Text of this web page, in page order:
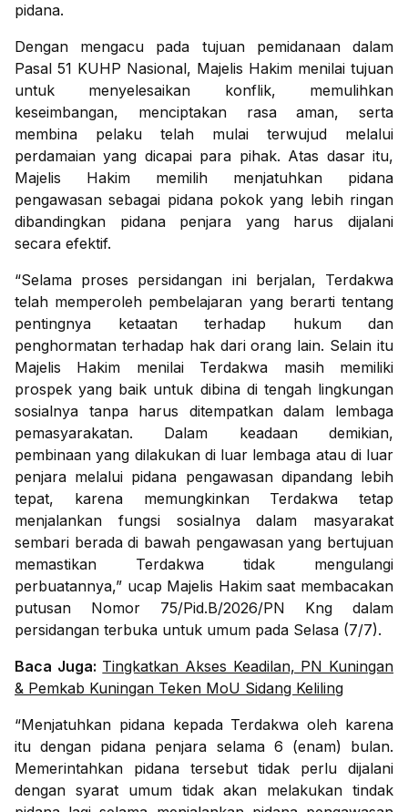
pidana.
Dengan mengacu pada tujuan pemidanaan dalam
Pasal 51 KUHP Nasional, Majelis Hakim menilai tujuan
untuk menyelesaikan konflik, memulihkan
keseimbangan, menciptakan rasa aman, serta
membina pelaku telah mulai terwujud melalui
perdamaian yang dicapai para pihak. Atas dasar itu,
Majelis Hakim memilih menjatuhkan pidana
pengawasan sebagai pidana pokok yang lebih ringan
dibandingkan pidana penjara yang harus dijalani
secara efektif.
“Selama proses persidangan ini berjalan, Terdakwa
telah memperoleh pembelajaran yang berarti tentang
pentingnya ketaatan terhadap hukum dan
penghormatan terhadap hak dari orang lain. Selain itu
Majelis Hakim menilai Terdakwa masih memiliki
prospek yang baik untuk dibina di tengah lingkungan
sosialnya tanpa harus ditempatkan dalam lembaga
pemasyarakatan. Dalam keadaan demikian,
pembinaan yang dilakukan di luar lembaga atau di luar
penjara melalui pidana pengawasan dipandang lebih
tepat, karena memungkinkan Terdakwa tetap
menjalankan fungsi sosialnya dalam masyarakat
sembari berada di bawah pengawasan yang bertujuan
memastikan Terdakwa tidak mengulangi
perbuatannya,” ucap Majelis Hakim saat membacakan
putusan Nomor 75/Pid.B/2026/PN Kng dalam
persidangan terbuka untuk umum pada Selasa (7/7).
Baca Juga: Tingkatkan Akses Keadilan, PN Kuningan
& Pemkab Kuningan Teken MoU Sidang Keliling
“Menjatuhkan pidana kepada Terdakwa oleh karena
itu dengan pidana penjara selama 6 (enam) bulan.
Memerintahkan pidana tersebut tidak perlu dijalani
dengan syarat umum tidak akan melakukan tindak